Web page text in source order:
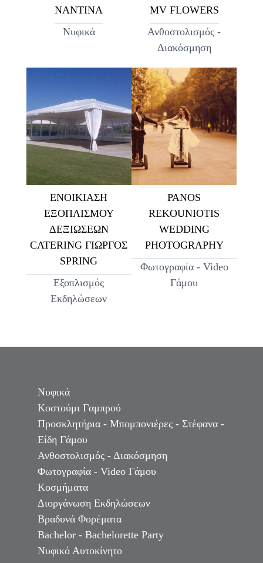
ΝΑΝΤΙΝΑ
Νυφικά
MV FLOWERS
Ανθοστολισμός -
Διακόσμηση
ΕΝΟΙΚΙΑΣΗ
ΕΞΟΠΛΙΣΜΟΥ
ΔΕΞΙΩΣΕΩΝ
CATERING ΓΙΩΡΓΟΣ
SPRING
Εξοπλισμός
Εκδηλώσεων
PANOS
REKOUNIOTIS
WEDDING
PHOTOGRAPHY
Φωτογραφία - Video
Γάμου
Νυφικά
Κοστούμι Γαμπρού
Προσκλητήρια - Μπομπονιέρες - Στέφανα -
Είδη Γάμου
Ανθοστολισμός - Διακόσμηση
Φωτογραφία - Video Γάμου
Κοσμήματα
Διοργάνωση Εκδηλώσεων
Βραδυνά Φορέματα
Bachelor - Bachelorette Party
Νυφικό Αυτοκίνητο